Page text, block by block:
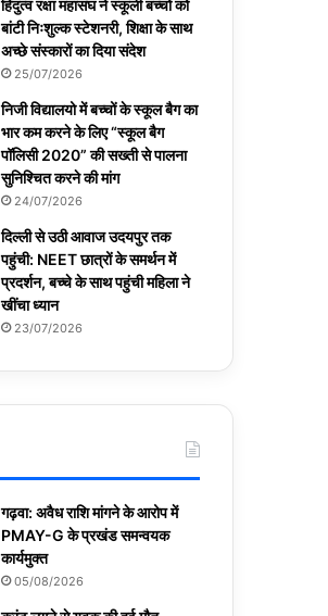
हिंदुत्व रक्षा महासंघ ने स्कूली बच्चों को
बांटी निःशुल्क स्टेशनरी, शिक्षा के साथ
अच्छे संस्कारों का दिया संदेश
25/07/2026
निजी विद्यालयो में बच्चों के स्कूल बैग का
भार कम करने के लिए “स्कूल बैग
पॉलिसी 2020” की सख्ती से पालना
सुनिश्चित करने की मांग
24/07/2026
दिल्ली से उठी आवाज उदयपुर तक
पहुंची: NEET छात्रों के समर्थन में
प्रदर्शन, बच्चे के साथ पहुंची महिला ने
खींचा ध्यान
23/07/2026
गढ़वा: अवैध राशि मांगने के आरोप में
PMAY-G के प्रखंड समन्वयक
कार्यमुक्त
05/08/2026